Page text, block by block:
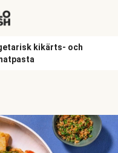
kikärts- och